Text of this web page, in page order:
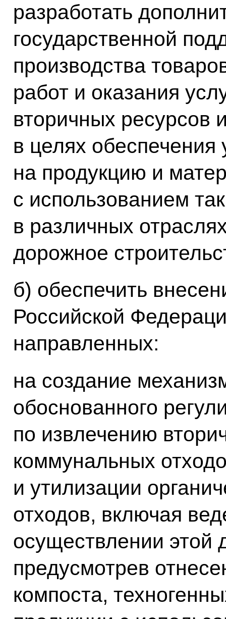
разработать
государственной
производства
работ и оказания
вторичных ресурсов
в целях обеспечения
на продукцию и
с использованием
в различных
дорожное
б) обеспечить
Российской
направленных:
на создание
обоснованного
по извлечению
коммунальных
и утилизации
отходов, включая
осуществлении этой
предусмотрев
компоста,